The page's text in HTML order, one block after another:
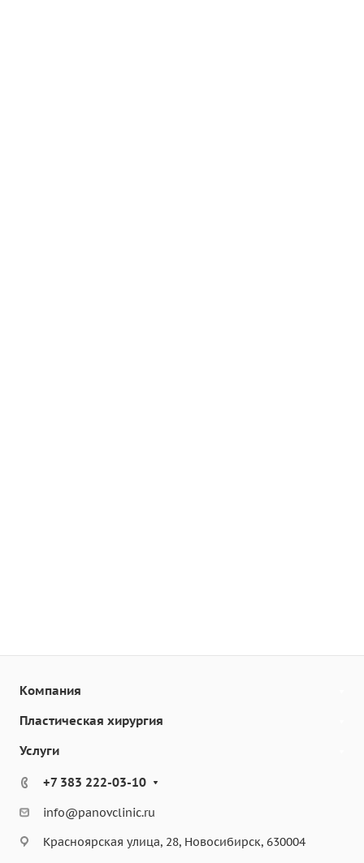
Компания
Пластическая хирургия
Услуги
+7 383 222-03-10
info@panovclinic.ru
Красноярская улица, 28, Новосибирск, 630004